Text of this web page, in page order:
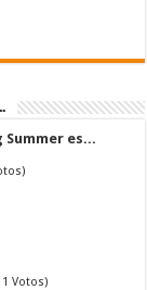
Summer es...
Votos)